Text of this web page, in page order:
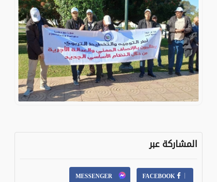
المشاركة عبر
FACEBOOK
MESSENGER